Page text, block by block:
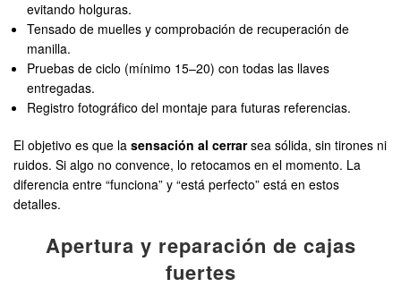
evitando holguras.
Tensado de muelles y comprobación de recuperación de
manilla.
Pruebas de ciclo (mínimo 15–20) con todas las llaves
entregadas.
Registro fotográfico del montaje para futuras referencias.
El objetivo es que la sensación al cerrarsea sólida, sin tirones ni
ruidos. Si algo no convence, lo retocamos en el momento. La
diferencia entre “funciona” y “está perfecto” está en estos
detalles.
Apertura y reparación de cajas
fuertes